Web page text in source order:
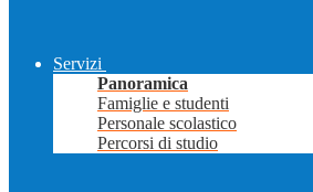
Servizi
Panoramica
Famiglie e studenti
Personale scolastico
Percorsi di studio